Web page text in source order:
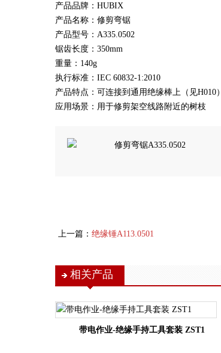
产品品牌：HUBIX
产品名称：修剪弯锯
产品型号：A335.0502
锯齿长度：350mm
重量：140g
执行标准：IEC 60832-1:2010
产品特点：可连接到通用绝缘棒上（见H010）
应用场景：用于修剪架空线路附近的树枝
上一篇： 绝缘锤A113.0501
相关产品
带电作业-绝缘手持工具套装 ZST1